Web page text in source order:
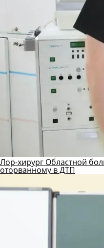
Лор-хирург Областной
оторванному в ДТП